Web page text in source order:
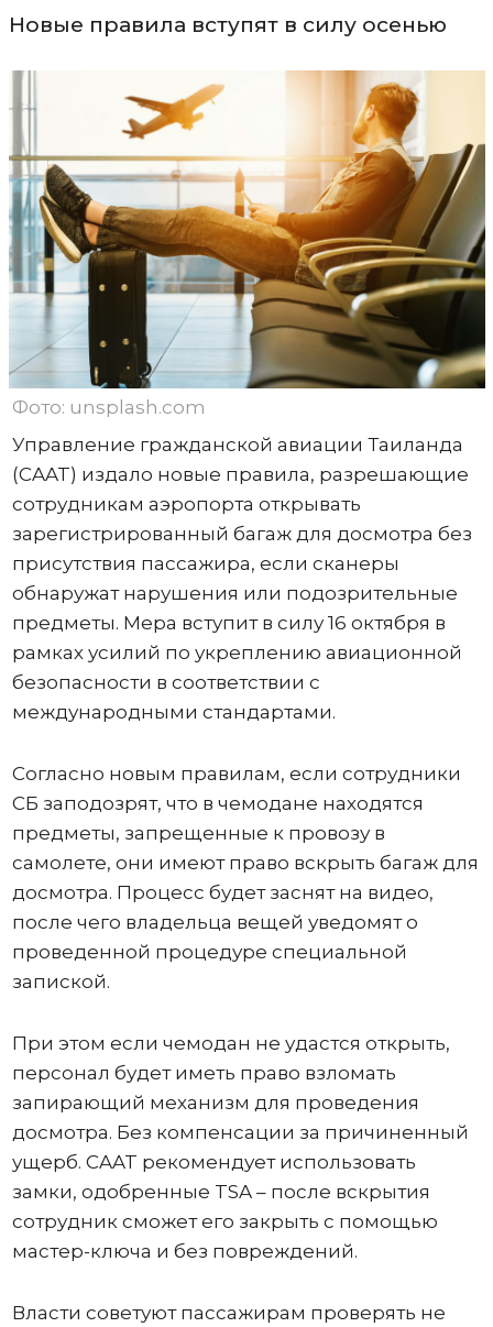
Новые правила вступят в силу осенью
Фото: unsplash.com
Управление гражданской авиации Таиланда
(CAAT) издало новые правила, разрешающие
сотрудникам аэропорта открывать
зарегистрированный багаж для досмотра без
присутствия пассажира, если сканеры
обнаружат нарушения или подозрительные
предметы. Мера вступит в силу 16 октября в
рамках усилий по укреплению авиационной
безопасности в соответствии с
международными стандартами.
Согласно новым правилам, если сотрудники
СБ заподозрят, что в чемодане ​​находятся
предметы, запрещенные к провозу в
самолете, они имеют право вскрыть багаж для
досмотра. Процесс будет заснят на видео,
после чего владельца вещей уведомят о
проведенной процедуре специальной
запиской.
При этом если чемодан не удастся открыть,
персонал будет иметь право взломать
запирающий механизм для проведения
досмотра. Без компенсации за причиненный
ущерб. CAAT рекомендует использовать
замки, одобренные TSA – после вскрытия
сотрудник сможет его закрыть с помощью
мастер-ключа и без повреждений.
Власти советуют пассажирам проверять не